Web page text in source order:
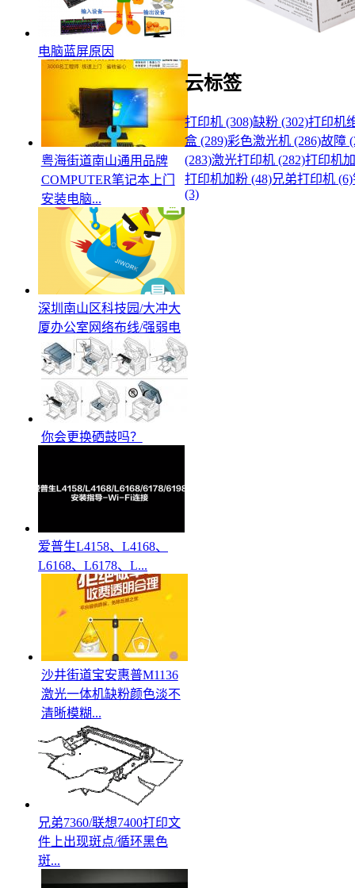
电脑蓝屏原因
​粤海街道南山通用品牌
COMPUTER笔记本上门
安装电脑...
深圳南山区科技园/大冲大
厦办公室网络布线/强弱电
你会更换硒鼓吗？
爱普生L4158、L4168、
L6168、L6178、L...
沙井街道宝安惠普M1136
激光一体机缺粉颜色淡不
清晰模糊...
兄弟7360/联想7400打印文
件上出现斑点/循环黑色
斑...
云标签
打印机 (308)缺粉 (302)打印机
盒 (289)彩色激光机 (286)故障
(283)激光打印机 (282)打印机
打印机加粉 (48)兄弟打印机 (6)
(3)